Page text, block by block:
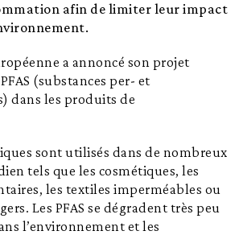
afin de limiter leur impact
a annoncé son projet
(substances per- et
dans les produits de
sont utilisés dans de nombreux
tels que les cosmétiques, les
les textiles imperméables ou
Les PFAS se dégradent très peu
l’environnement et les